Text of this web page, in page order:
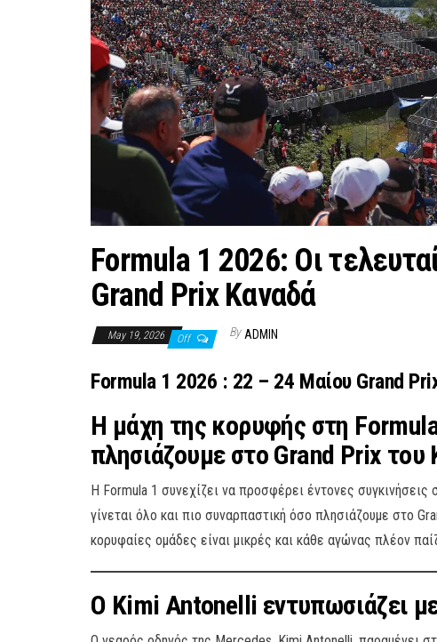
Formula 1 2026: Οι
Grand Prix Καναδά
May 19, 2026 Off By ADMIN
Formula 1 2026 : 22 – 24 Μαίου Grand
Η μάχη της κορυφής στη
πλησιάζουμε στο Grand Prix
Η Formula 1 συνεχίζει να προσφέρει έντονες
γίνεται όλο και πιο συναρπαστική όσο πλησιάζουμε στο
κορυφαίες ομάδες είναι μικρές και κάθε αγώνας πλέον
Ο Kimi Antonelli εντυπωσιάζει